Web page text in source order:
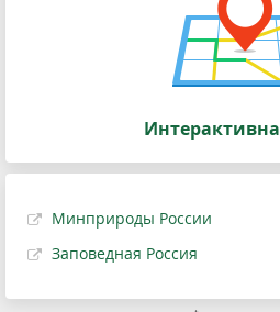
Минприроды России
Заповедная Россия